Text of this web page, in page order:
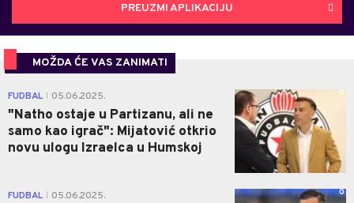
PREUZMI APLIKACIJU
MOŽDA ĆE VAS ZANIMATI
FUDBAL 05.06.2025.
"Natho ostaje u Partizanu, ali ne
samo kao igrač": Mijatović otkrio
novu ulogu Izraelca u Humskoj
0
FUDBAL 05.06.2025. 0